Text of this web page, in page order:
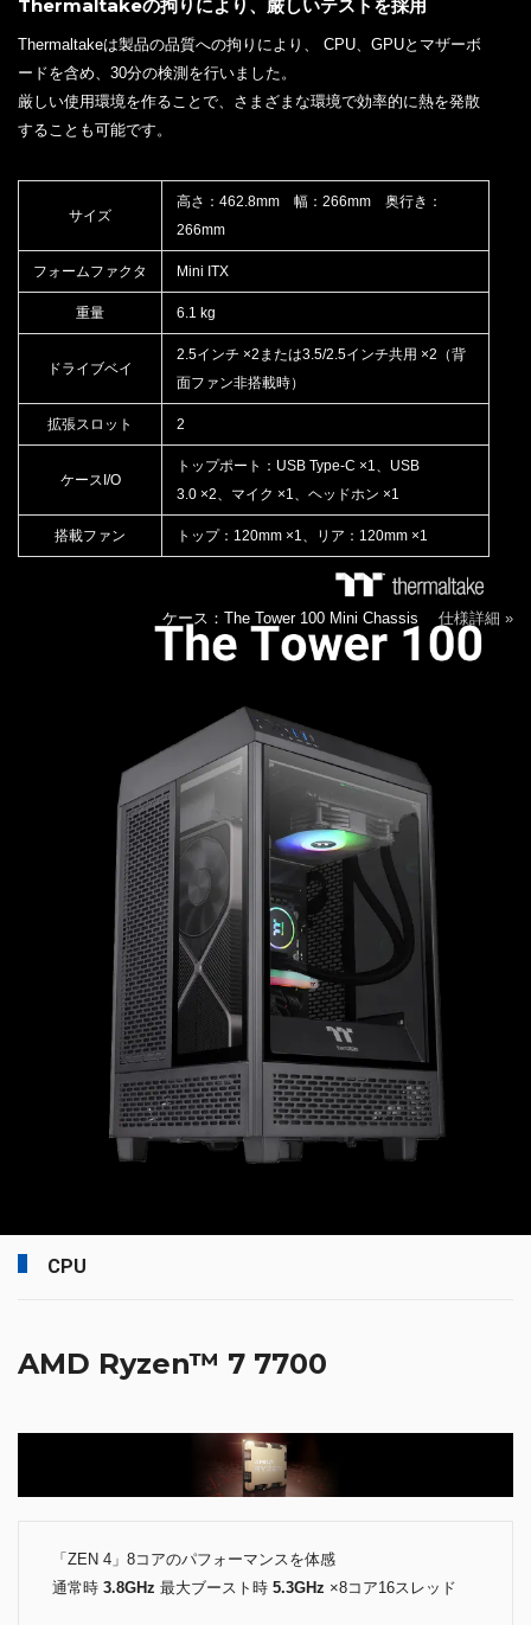
Thermaltakeの拘りにより、厳しいテストを採用
Thermaltakeは製品の品質への拘りにより、 CPU、GPUとマザーボ
ードを含め、30分の検測を行いました。
厳しい使用環境を作ることで、さまざまな環境で効率的に熱を発散
することも可能です。
サイズ
高さ：462.8mm 幅：266mm 奥行き：
266mm
フォームファクタ Mini ITX
重量 6.1 kg
ドライブベイ
2.5インチ ×2または3.5/2.5インチ共用 ×2（背
面ファン非搭載時）
拡張スロット 2
ケースI/O
トップポート：USB Type-C ×1、USB
3.0 ×2、マイク ×1、ヘッドホン ×1
搭載ファン トップ：120mm ×1、リア：120mm ×1
ケース：The Tower 100 Mini Chassis 仕様詳細 »
CPU
AMD Ryzen™ 7 7700
「ZEN 4」8コアのパフォーマンスを体感
通常時 3.8GHz 最大ブースト時 5.3GHz ×8コア16スレッド